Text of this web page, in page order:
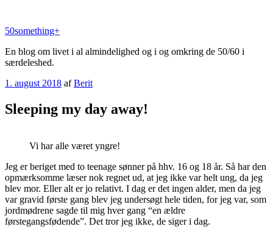
indhold
50something+
En blog om livet i al almindelighed og i og omkring de 50/60 i
særdeleshed.
Udgivet
1. august 2018 afBerit
Sleeping my day away!
Vi har alle været yngre!
Jeg er beriget med to teenage sønner på hhv. 16 og 18 år. Så har den
opmærksomme læser nok regnet ud, at jeg ikke var helt ung, da jeg
blev mor. Eller alt er jo relativt. I dag er det ingen alder, men da jeg
var gravid første gang blev jeg undersøgt hele tiden, for jeg var, som
jordmødrene sagde til mig hver gang “en ældre
førstegangsfødende”. Det tror jeg ikke, de siger i dag.